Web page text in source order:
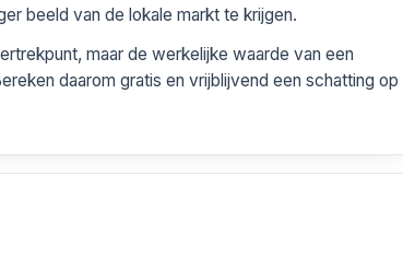
beeld van de lokale markt te krijgen.
maar de werkelijke waarde van een
daarom gratis en vrijblijvend een schatting op